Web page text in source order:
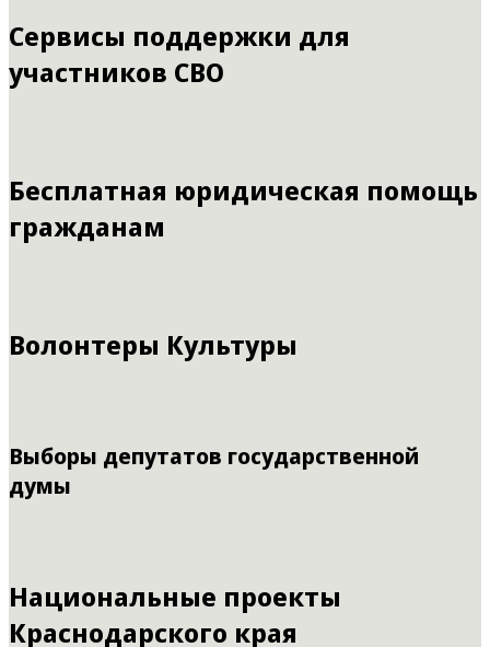
Сервисы поддержки для
участников СВО
Бесплатная юридическая помощь
гражданам
Волонтеры Культуры
Выборы депутатов государственной
думы
Национальные проекты
Краснодарского края